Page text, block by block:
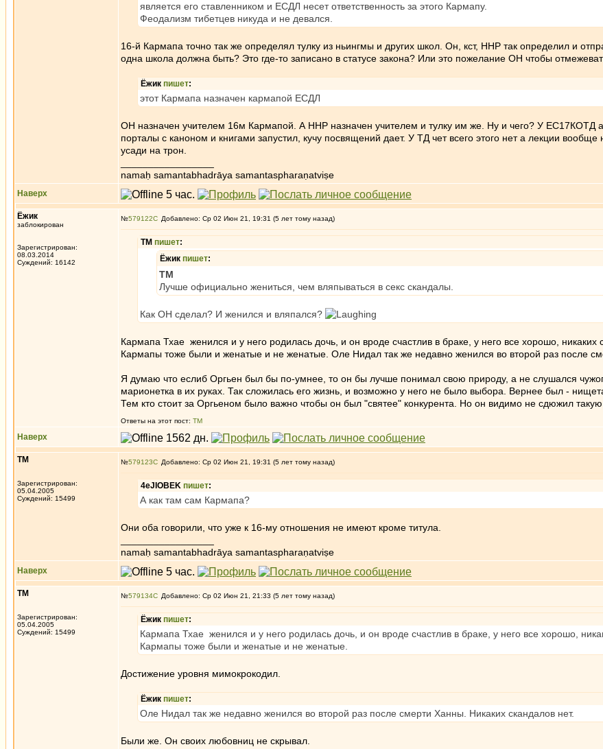
является его ставленником и ЕСДЛ несет ответственность за этого Кармапу.
Феодализм тибетцев никуда и не девался.
16-й Кармапа точно так же определял тулку из ньингмы и других школ. Он, кст, ННР так определил и
одна школа должна быть? Это где-то записано в статусе закона? Или это пожелание ОН чтобы
Ёжик пишет:
этот Кармапа назначен кармапой ЕСДЛ
ОН назначен учителем 16м Кармапой. А ННР назначен учителем и тулку им же. Ну и чего? У ЕС17КОТД
порталы с каноном и книгами запустил, кучу посвящений дает. У ТД чет всего этого нет а лекции
усади на трон.
namaḥ samantabhadrāya samantaspharaṇatviṣe
Наверх
Ёжик
заблокирован
Зарегистрирован:
08.03.2014
Суждений: 16142
№579122 Добавлено: Ср 02 Июн 21, 19:31 (5 лет тому назад)
ТМ пишет:
Ёжик пишет:
ТМ
Лучше официально жениться, чем вляпываться в секс скандалы.
Как ОН сделал? И женился и вляпался?
Кармапа Тхае женился и у него родилась дочь, и он вроде счастлив в браке, у него все хорошо,
Кармапы тоже были и женатые и не женатые. Оле Нидал так же недавно женился во второй раз после
Я думаю что еслиб Оргьен был бы по-умнее, то он бы лучше понимал свою природу, а не слушался
марионетка в их руках. Так сложилась его жизнь, и возможно у него не было выбора. Вернее был -
Тем кто стоит за Оргьеном было важно чтобы он был "святее" конкурента. Но он видимо не сдюжил
Ответы на этот пост: ТМ
Наверх
ТМ
Зарегистрирован:
05.04.2005
Суждений: 15499
№579123 Добавлено: Ср 02 Июн 21, 19:31 (5 лет тому назад)
4eJIOBEK пишет:
А как там сам Кармапа?
Они оба говорили, что уже к 16-му отношения не имеют кроме титула.
namaḥ samantabhadrāya samantaspharaṇatviṣe
Наверх
ТМ
Зарегистрирован:
05.04.2005
Суждений: 15499
№579134 Добавлено: Ср 02 Июн 21, 21:33 (5 лет тому назад)
Ёжик пишет:
Кармапа Тхае женился и у него родилась дочь, и он вроде счастлив в браке, у него все хорошо,
Кармапы тоже были и женатые и не женатые.
Достижение уровня мимокрокодил.
Ёжик пишет:
Оле Нидал так же недавно женился во второй раз после смерти Ханны. Никаких скандалов нет.
Были же. Он своих любовниц не скрывал.